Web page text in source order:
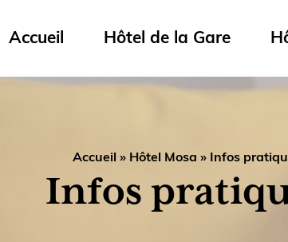
Accueil Hôtel de la Gare
Accueil » Hôtel Mosa » Infos
Infos